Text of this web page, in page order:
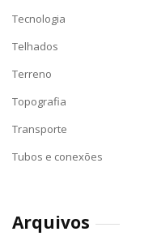
Tecnologia
Telhados
Terreno
Topografia
Transporte
Tubos e conexões
Arquivos